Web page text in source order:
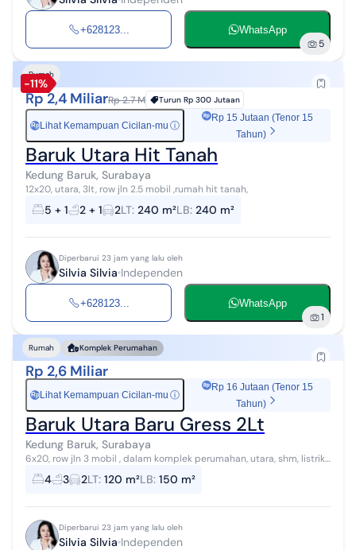
+628123... WhatsApp
5
-11%
Rumah
Rp 2,4 MiliarRp 2.7 M Turun Rp 300 Jutaan
Rp Lihat Kemampuan Cicilan-mu ⓘ
Rp 15 Jutaan (Tenor 15
Tahun)
Baruk Utara Hit Tanah
Kedung Baruk, Surabaya
12x20, utara, 3lt, row jln 2.5 mobil ,rumah hit tanah,
5 + 1 2 + 1 2LT: 240 m²LB: 240 m²
Diperbarui 23 jam yang lalu oleh
Silvia Silvia Independen
+628123... WhatsApp
1
Rumah Komplek Perumahan
Rp 2,6 Miliar
Rp Lihat Kemampuan Cicilan-mu ⓘ
Rp 16 Jutaan (Tenor 15
Tahun)
Baruk Utara Baru Gress 2Lt
Kedung Baruk, Surabaya
6x20, row jln 3 mobil , dalam komplek perumahan, utara, shm, listrik
2200watt, kanopi, pompa , ac 4 unit, tandon atas
4 3 2LT: 120 m²LB: 150 m²
Diperbarui 23 jam yang lalu oleh
Silvia Silvia Independen